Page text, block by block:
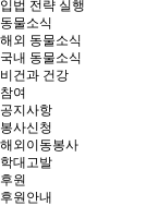
입법 전략 실행
동물소식
해외 동물소식
국내 동물소식
비건과 건강
참여
공지사항
봉사신청
해외이동봉사
학대고발
후원
후원안내